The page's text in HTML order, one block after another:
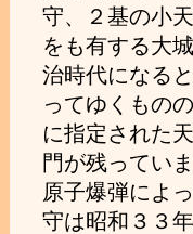
守、２基の小
をも有する大
治時代になる
ってゆくもの
に指定された
門が残ってい
原子爆弾によ
守は昭和３３